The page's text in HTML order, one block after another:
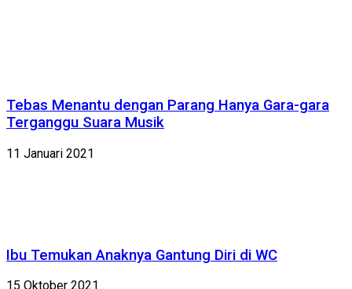
Tebas Menantu dengan Parang Hanya Gara-gara
Terganggu Suara Musik
11 Januari 2021
Ibu Temukan Anaknya Gantung Diri di WC
15 Oktober 2021